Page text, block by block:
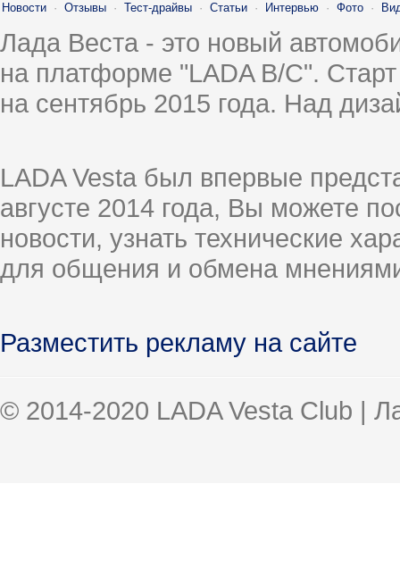
Новости · Отзывы · Тест-драйвы · Статьи · Интервью · Фото ·
Лада Веста - это новый
на платформе "LADA B/C".
на сентябрь 2015 года. Над
LADA Vesta был впервые
августе 2014 года, Вы можете
новости, узнать технические
для общения и обмена
Разместить рекламу на сайте
© 2014-2020 LADA Vesta Club |